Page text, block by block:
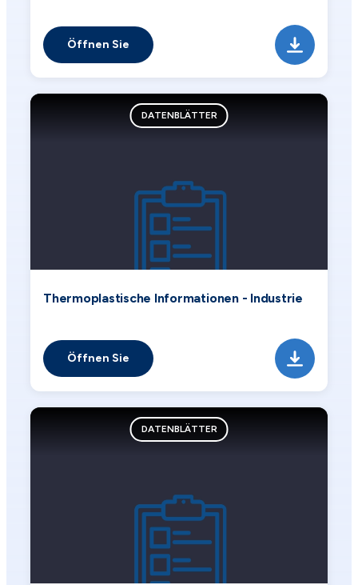
Öffnen Sie
DATENBLÄTTER
Thermoplastische Informationen - Industrie
Öffnen Sie
DATENBLÄTTER